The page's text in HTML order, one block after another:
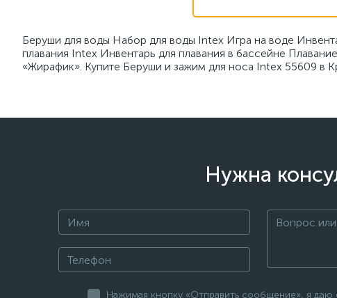
Беруши для воды Набор для воды Intex Игра на воде
плавания Intex Инвентарь для плавания в бассейне
«Жирафик». Купите Беруши и зажим для носа Intex 55609 в
Нужна
Нажимая кнопку «Отправить сообщение», я даю